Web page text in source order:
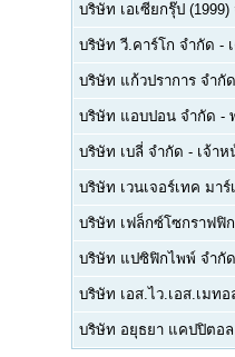
บริษัท เอเซียกรุ๊ป (1999)
บริษัท วี.คาร์โก จำกัด -
บริษัท แก้วปราการ จำกัด
บริษัท แอบปอน จำกัด -
บริษัท เบลี่ จำกัด - เจ้า
บริษัท เวนเจอร์เทค มา
บริษัท เฟล็กซ์โซกราฟฟิ
บริษัท แปซิฟิกไพพ์ จำกั
บริษัท เอส.ไว.เอส.เมท
บริษัท อยุธยา แคปปิตอล